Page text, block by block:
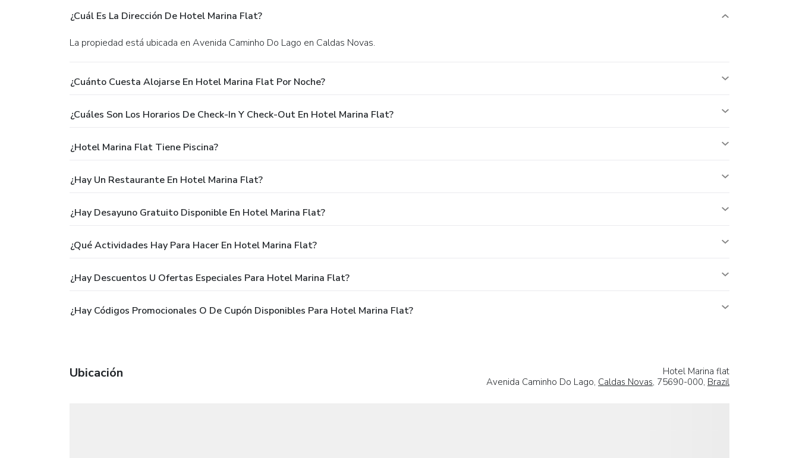
¿Cuál Es La Dirección De Hotel Marina Flat?
La propiedad está ubicada en Avenida Caminho Do Lago en Caldas Novas.
¿Cuánto Cuesta Alojarse En Hotel Marina Flat Por Noche?
¿Cuáles Son Los Horarios De Check-In Y Check-Out En Hotel Marina Flat?
¿Hotel Marina Flat Tiene Piscina?
¿Hay Un Restaurante En Hotel Marina Flat?
¿Hay Desayuno Gratuito Disponible En Hotel Marina Flat?
¿Qué Actividades Hay Para Hacer En Hotel Marina Flat?
¿Hay Descuentos U Ofertas Especiales Para Hotel Marina Flat?
¿Hay Códigos Promocionales O De Cupón Disponibles Para Hotel Marina Flat?
Ubicación
Hotel Marina flat
Avenida Caminho Do Lago, Caldas Novas, 75690-000, Brazil